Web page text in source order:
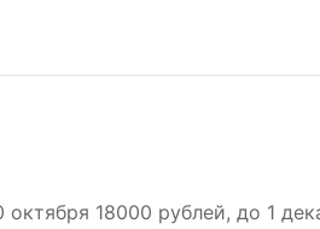
18000 рублей, до 1